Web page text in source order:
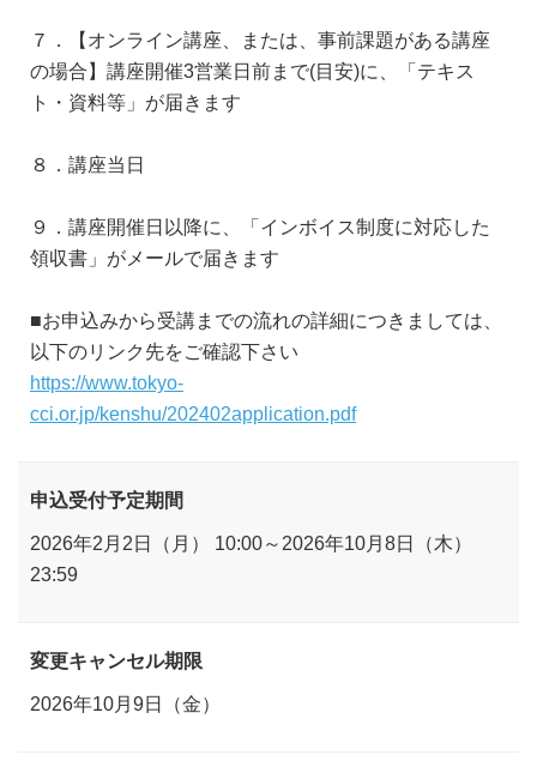
７．【オンライン講座、または、事前課題がある講座
の場合】講座開催3営業日前まで(目安)に、「テキス
ト・資料等」が届きます
８．講座当日
９．講座開催日以降に、「インボイス制度に対応した
領収書」がメールで届きます
■お申込みから受講までの流れの詳細につきましては、
以下のリンク先をご確認下さい
https://www.tokyo-
cci.or.jp/kenshu/202402application.pdf
申込受付予定期間
2026年2月2日（月） 10:00～2026年10月8日（木）
23:59
変更キャンセル期限
2026年10月9日（金）